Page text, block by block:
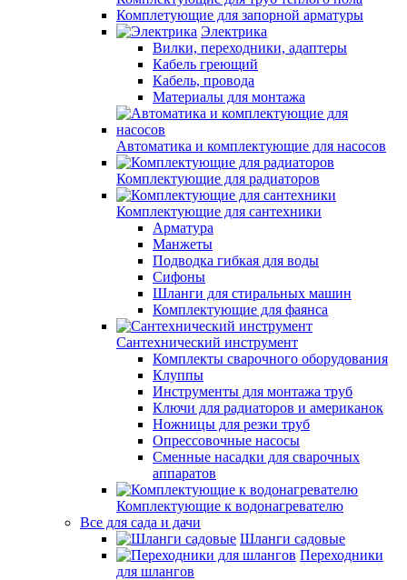
Комплетующие для запорной арматуры
Электрика
Вилки, переходники, адаптеры
Кабель греющий
Кабель, провода
Материалы для монтажа
Автоматика и комплектующие для насосов
Комплектующие для радиаторов
Комплектующие для сантехники
Арматура
Манжеты
Подводка гибкая для воды
Сифоны
Шланги для стиральных машин
Комплектующие для фаянса
Сантехнический инструмент
Комплекты сварочного оборудования
Клуппы
Инструменты для монтажа труб
Ключи для радиаторов и американок
Ножницы для резки труб
Опрессовочные насосы
Сменные насадки для сварочных
аппаратов
Комплектующие к водонагревателю
Все для сада и дачи
Шланги садовые
Переходники
для шлангов